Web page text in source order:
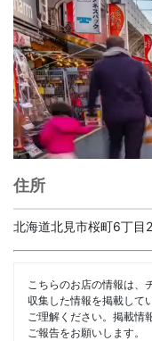
住所
北海道北見市桜町6丁目
こちらのお店の情報は、
収集した情報を掲載して
ご理解ください。掲載情
ご報告をお願いします。